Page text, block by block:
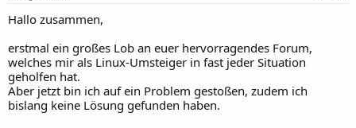
Hallo zusammen,
erstmal ein großes Lob an euer hervorragendes Forum,
welches mir als Linux-Umsteiger in fast jeder Situation
geholfen hat.
Aber jetzt bin ich auf ein Problem gestoßen, zudem ich
bislang keine Lösung gefunden haben.